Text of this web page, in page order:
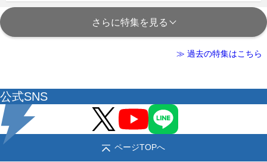
さらに特集を見る
≫ 過去の特集はこちら
公式SNS
ページTOPへ